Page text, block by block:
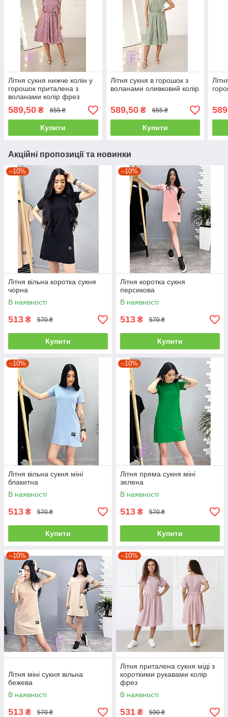
Літня сукня нижче колін у
горошок приталена з
воланами колір фрез
589,50 ₴ 655 ₴
Купити
Літня сукня в горошок з
воланами оливковий колір
589,50₴ 655 ₴
Купити
Акційні пропозиції та новинки
–10%
Літня вільна коротка сукня
чорна
В наявності
513 ₴ 570 ₴
Купити
–10%
Літня коротка сукня
персикова
В наявності
513 ₴ 570 ₴
Купити
–10%
Літня вільна сукня міні
блакитна
В наявності
513 ₴ 570 ₴
Купити
–10%
Літня пряма сукня міні
зелена
В наявності
513 ₴ 570 ₴
Купити
–10%
Літня міні сукня вільна
бежева
В наявності
513 ₴ 570 ₴
–10%
Літня приталена сукня міді з
короткими рукавами колір
фрез
В наявності
531 ₴ 590 ₴